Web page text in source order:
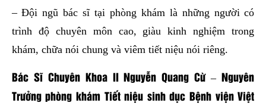
– Đội ngũ bác sĩ tại phòng khám là những người có
trình độ chuyên môn cao, giàu kinh nghiệm trong
khám, chữa nói chung và viêm tiết niệu nói riêng.
Bác Sĩ Chuyên Khoa II Nguyễn Quang Cừ – Nguyên
Trưởng phòng khám Tiết niệu sinh dục Bệnh viện Việt